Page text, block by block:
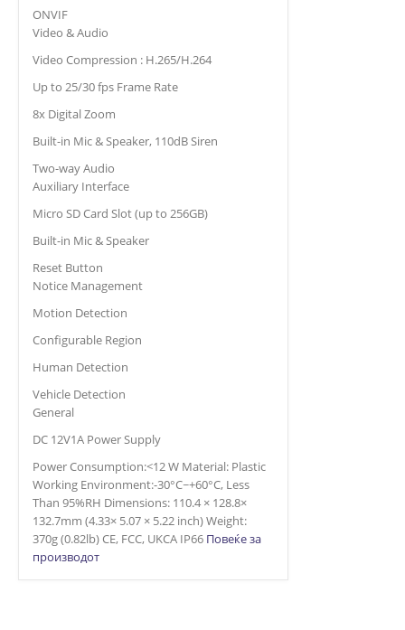
ONVIF
Video & Audio
Video Compression : H.265/H.264
Up to 25/30 fps Frame Rate
8x Digital Zoom
Built-in Mic & Speaker, 110dB Siren
Two-way Audio
Auxiliary Interface
Micro SD Card Slot (up to 256GB)
Built-in Mic & Speaker
Reset Button
Notice Management
Motion Detection
Configurable Region
Human Detection
Vehicle Detection
General
DC 12V1A Power Supply
Power Consumption:<12 W Material: Plastic
Working Environment:-30°C~+60°C, Less
Than 95%RH Dimensions: 110.4 × 128.8×
132.7mm (4.33× 5.07 × 5.22 inch) Weight:
370g (0.82lb) CE, FCC, UKCA IP66 Повеќе за
производот